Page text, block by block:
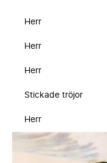
Herr
Herr
Herr
Stickade tröjor
Herr